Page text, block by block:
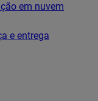
em nuvem
e entrega